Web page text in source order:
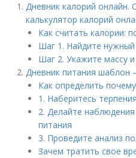
Дневник калорий онлайн.
калькулятор калорий
Как считать калории:
Шаг 1. Найдите нужный
Шаг 2. Укажите массу
Дневник питания шаблон
Как определить
1. Наберитесь терпения
2. Делайте
питания
3. Проведите анализ
Зачем тратить свое